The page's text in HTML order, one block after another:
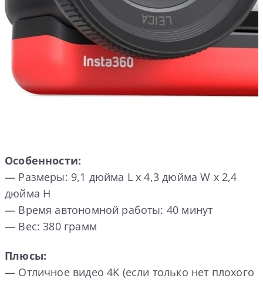
Особенности:
— Размеры: 9,1 дюйма L х 4,3 дюйма W х 2,4
дюйма H
— Время автономной работы: 40 минут
— Вес: 380 грамм
Плюсы:
— Отличное видео 4K (если только нет плохого